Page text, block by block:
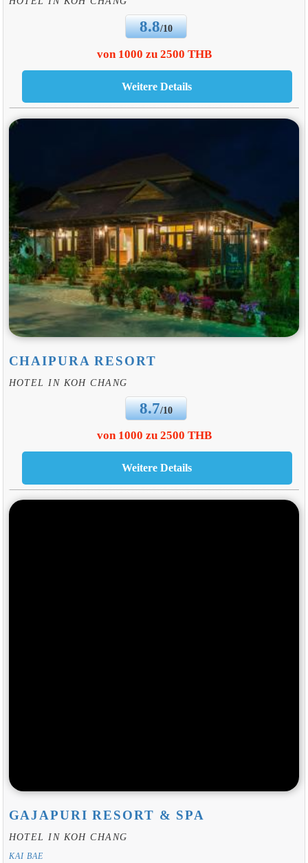
8.8/10
von 1000 zu 2500 THB
CHAIPURA RESORT
HOTEL IN KOH CHANG
8.7/10
von 1000 zu 2500 THB
GAJAPURI RESORT & SPA
HOTEL IN KOH CHANG
KAI BAE